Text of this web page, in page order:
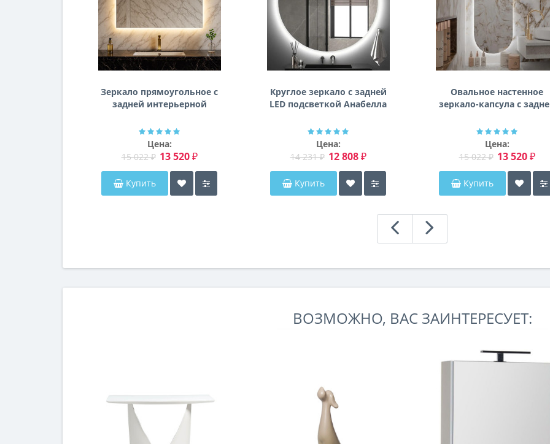
Зеркало прямоугольное с
задней интерьерной
Далтон
Цена:
15 022 ₽ 13 520 ₽
Купить
Круглое зеркало с задней
LED подсветкой Анабелла
Цена:
14 231 ₽ 12 808 ₽
Купить
Овальное настенное
зеркало-капсула с
Мэриэнн
Цена:
15 022 ₽ 13 520 ₽
Купить
ВОЗМОЖНО, ВАС ЗАИНТЕРЕСУЕТ: